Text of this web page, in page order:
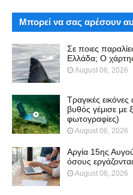
Μπορεί να σας αρέσουν
Σε ποιες
Ελλάδα; Ο
August 06, 2026
Τραγικές
βυθός γέμισε με
φωτογραφίες)
August 06, 2026
Αργία 15ης
όσους εργάζονται
August 06, 2026